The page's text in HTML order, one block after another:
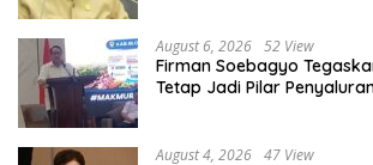
August 6, 2026 52 View
Firman Soebagyo
Tetap Jadi Pilar
August 4, 2026 47 View